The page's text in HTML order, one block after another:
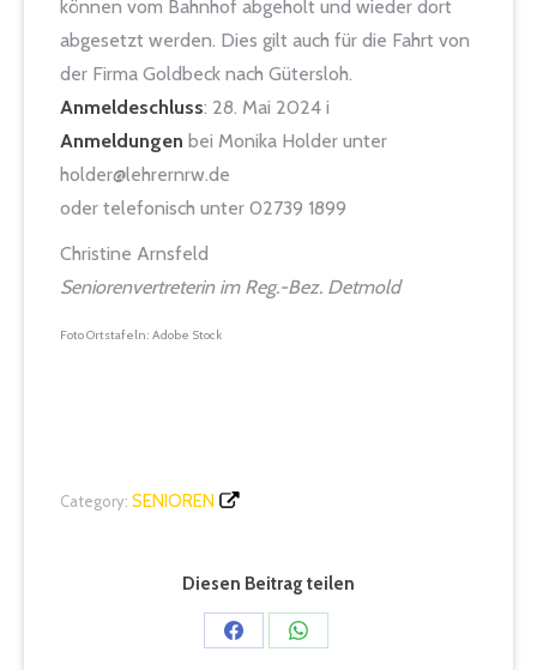
können vom Bahnhof abgeholt und wieder dort
abgesetzt werden. Dies gilt auch für die Fahrt von
der Firma Goldbeck nach Gütersloh.
Anmeldeschluss: 28. Mai 2024 i
Anmeldungen bei Monika Holder unter
holder@lehrernrw.de
oder telefonisch unter 02739 1899
Christine Arnsfeld
Seniorenvertreterin im Reg.-Bez. Detmold
Foto Ortstafeln: Adobe Stock
Category: SENIOREN
Diesen Beitrag teilen
Share
Share